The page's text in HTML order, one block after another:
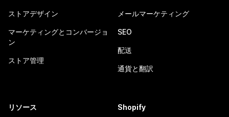
ストアデザイン
マーケティングとコンバージョ
ン
ストア管理
メールマーケティング
SEO
配送
通貨と翻訳
リソース Shopify